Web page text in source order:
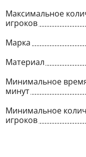
Максимальное
игроков
Марка
Материал
Минимальное
минут
Минимальное
игроков